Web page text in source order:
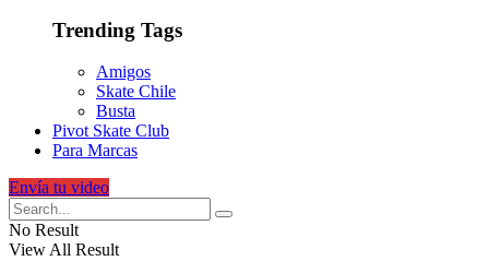
Trending Tags
Amigos
Skate Chile
Busta
Pivot Skate Club
Para Marcas
Envía tu video
No Result
View All Result